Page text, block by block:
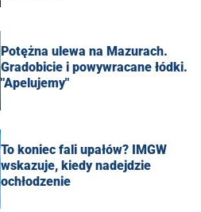
Potężna ulewa na Mazurach.
Gradobicie i powywracane łódki.
"Apelujemy"
To koniec fali upałów? IMGW
wskazuje, kiedy nadejdzie
ochłodzenie